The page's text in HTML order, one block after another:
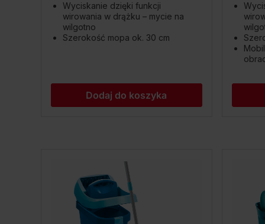
Wyciskanie dzięki funkcji
wirowania w drążku – mycie na
wilgotno
Szerokość mopa ok. 30 cm
Dodaj do koszyka